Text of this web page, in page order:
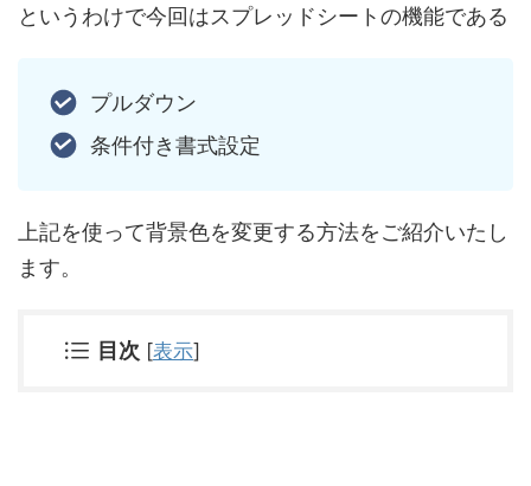
というわけで今回はスプレッドシートの機能である
プルダウン
条件付き書式設定
上記を使って背景色を変更する方法をご紹介いたし
ます。
目次 [表示]